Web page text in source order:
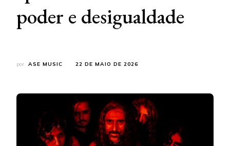
poder e desigualdade
por ASE MUSIC 22 DE MAIO DE 2026